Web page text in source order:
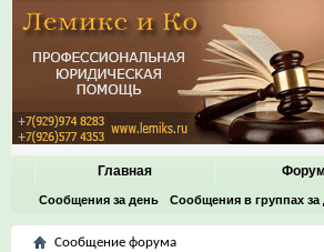
Главная Форум
Сообщения за день Сообщения в группах за
Сообщение форума